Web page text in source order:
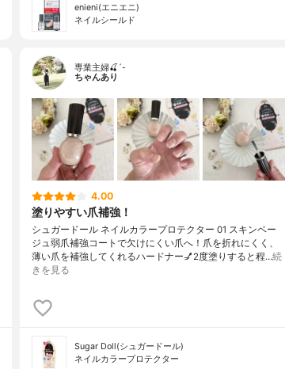
enieni(エニエニ)
ネイルシールド
専業主婦🍒´-
ちゃんあり
4.00
塗りやすい爪補強！
シュガードール ネイルカラープロテクター 01 スキンベー
ジュ弱爪補強コートで欠けにくい爪へ！爪を折れにくく、
薄い爪を補強してくれるハードナー💅2度塗りすると程…続
きを見る
Sugar Doll(シュガードール)
ネイルカラープロテクター